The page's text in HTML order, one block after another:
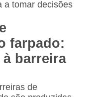
a tomar decisões
farpado:
barreira
de